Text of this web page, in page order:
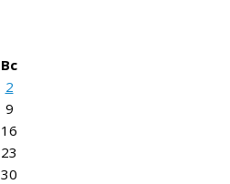
Вс
2
9
16
23
30